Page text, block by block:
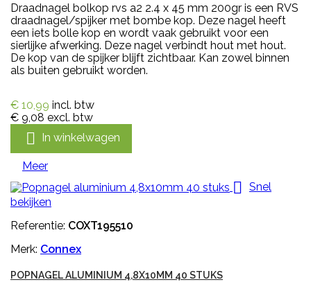
Draadnagel bolkop rvs a2 2.4 x 45 mm 200gr is een RVS
draadnagel/spijker met bombe kop. Deze nagel heeft
een iets bolle kop en wordt vaak gebruikt voor een
sierlijke afwerking. Deze nagel verbindt hout met hout.
De kop van de spijker blijft zichtbaar. Kan zowel binnen
als buiten gebruikt worden.
€ 10,99 incl. btw
€ 9,08 excl. btw
 In winkelwagen
Meer
 Snel
bekijken
Referentie: COXT195510
Merk: Connex
POPNAGEL ALUMINIUM 4,8X10MM 40 STUKS